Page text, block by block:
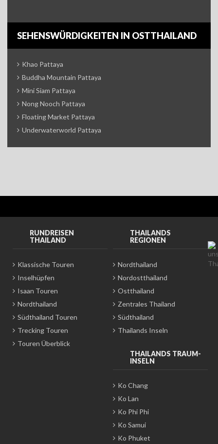
SEHENSWÜRDIGKEITEN IN OSTTHAILAND
Khao Pattaya
Buddha Mountain Pattaya
Mini Siam Pattaya
Nong Nooch Pattaya
Floating Market Pattaya
Underwaterworld Pattaya
RUNDREISEN
THAILAND
Klassische Touren
Inselhüpfen
Isaan Touren
Nordthailand
Südthailand Touren
Trecking Touren
Touren Überblick
THAILANDS
REGIONEN
Nordthailand
Nordostthailand
Ostthailand
Zentrales Thailand
Südthailand
Thailands Inseln
THAILANDS TRAUM-
INSELN
Ko Chang
Ko Lan
Ko Phi Phi
Ko Samui
Ko Phuket